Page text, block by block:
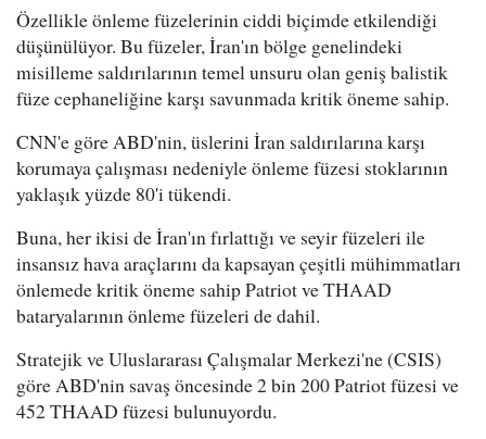
Özellikle önleme füzelerinin ciddi biçimde etkilendiği
düşünülüyor. Bu füzeler, İran'ın bölge genelindeki
misilleme saldırılarının temel unsuru olan geniş balistik
füze cephaneliğine karşı savunmada kritik öneme sahip.
CNN'e göre ABD'nin, üslerini İran saldırılarına karşı
korumaya çalışması nedeniyle önleme füzesi stoklarının
yaklaşık yüzde 80'i tükendi.
Buna, her ikisi de İran'ın fırlattığı ve seyir füzeleri ile
insansız hava araçlarını da kapsayan çeşitli mühimmatları
önlemede kritik öneme sahip Patriot ve THAAD
bataryalarının önleme füzeleri de dahil.
Stratejik ve Uluslararası Çalışmalar Merkezi'ne (CSIS)
göre ABD'nin savaş öncesinde 2 bin 200 Patriot füzesi ve
452 THAAD füzesi bulunuyordu.